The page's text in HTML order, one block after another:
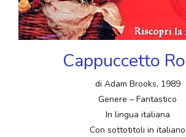
Cappuccetto
di Adam Brooks, 1989
Genere – Fantastico
In lingua italiana
Con sottotitoli in italiano